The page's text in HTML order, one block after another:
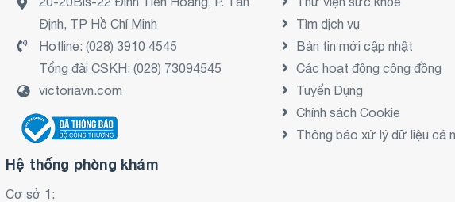
Định, TP Hồ Chí Minh
Hotline: (028) 3910 4545
Tổng đài CSKH: (028) 73094545
victoriavn.com
Tìm dịch vụ
Bản tin mới cập nhật
Các hoạt động cộng đồng
Tuyển Dụng
Chính sách Cookie
Thông báo xử lý dữ liệu cá
Hệ thống phòng khám
Cơ sở 1: